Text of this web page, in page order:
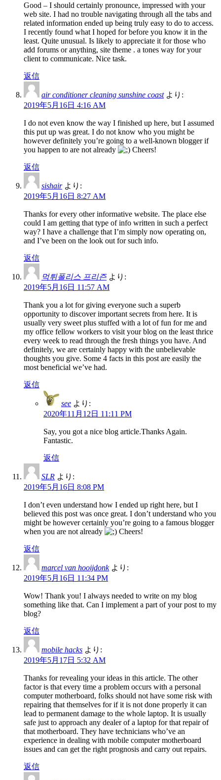
Good – I should certainly pronounce, impressed with your
web site. I had no trouble navigating through all the tabs and
related information ended up being truly easy to do to access.
I recently found what I hoped for before you know it in the
least. Quite unusual. Is likely to appreciate it for those who
add forums or anything, site theme . a tones way for your
client to communicate. Nice task.
返信
air conditioner cleaning sunshine coast より:
2019年5月16日 4:16 AM
I do not even know the way I finished up here, but I assumed
this put up was great. I do not know who you might be
however definitely you’re going to a well-known blogger if
you happen to are not already
Cheers!
返信
sishair より:
2019年5月16日 8:27 AM
Thanks for every other informative website. The place else
could I am getting that type of info written in such a perfect
way? I have a challenge that I’m simply now operating on,
and I’ve been on the look out for such info.
返信
먹튀폴리스 프리즌 より:
2019年5月16日 11:57 AM
Thank you a lot for giving everyone such a superb
opportunity to discover important secrets from here. It is
usually very sweet plus stuffed with a lot of fun for me and
my office fellow workers to visit your blog on the least thrice
every week to read through the fresh things you have. And
definitely, we are certainly happy with the unbelievable
thoughts you give. Some 4 facts in this post are easily the
most beneficial we’ve had.
返信
see より:
2020年11月12日 11:11 PM
Say, you got a nice blog article.Thanks Again.
Fantastic.
返信
SLR より:
2019年5月16日 8:08 PM
I don’t even understand how I ended up right here, but I
believed this post was once great. I don’t understand who you
might be however certainly you’re going to a famous blogger
when you are not already
Cheers!
返信
marcel van hooijdonk より:
2019年5月16日 11:34 PM
Wow! Thank you! I always needed to write on my blog
something like that. Can I implement a part of your post to my
blog?
返信
mobile hacks より:
2019年5月17日 5:32 AM
Thanks for revealing your ideas in this article. The other
factor is that every time a problem occurs with a personal
computer motherboard, folks should not have some risk with
repairing that themselves for if it is not done properly it can
lead to permanent damage to the whole laptop. It is usually
safe just to approach any dealer of a laptop for that repair of
that motherboard. They have technicians who’ve an
experience in dealing with mobile computer motherboard
issues and can get the right prognosis and carry out repairs.
返信